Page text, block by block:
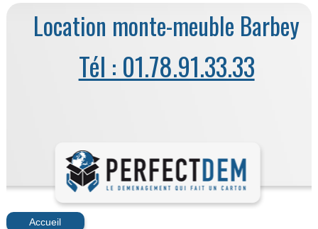
Location monte-meuble Barbey
Tél : 01.78.91.33.33
Accueil